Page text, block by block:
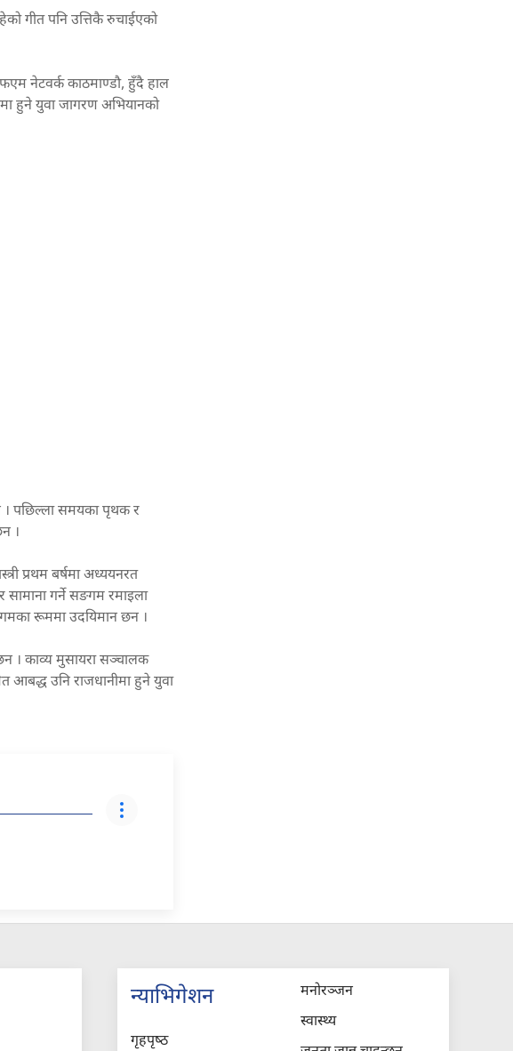
गीत पनि उत्तिकै रुचाईएको
नेटवर्क काठमाण्डौ, हुँदै हाल
हुने युवा जागरण अभियानको
। पछिल्ला समयका पृथक र
।
प्रथम बर्षमा अध्ययनरत
सामाना गर्ने सङगम रमाइला
रूममा उदयिमान छन ।
। काव्य मुसायरा सञ्चालक
उनि राजधानीमा हुने युवा
न्याभिगेशन
गृहपृष्‍ठ
मनोरञ्जन
स्वास्थ्य